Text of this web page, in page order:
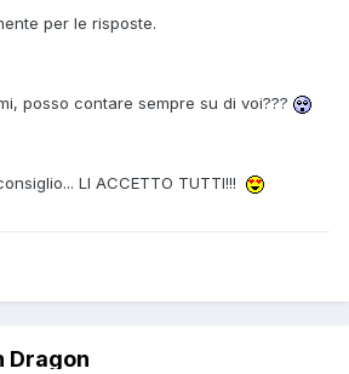
per le risposte.
posso contare sempre su di voi???
LI ACCETTO TUTTI!!!
Dragon